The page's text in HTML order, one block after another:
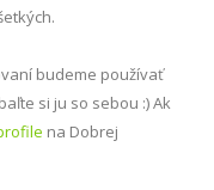
budeme používať
si ju so sebou :) Ak
na Dobrej